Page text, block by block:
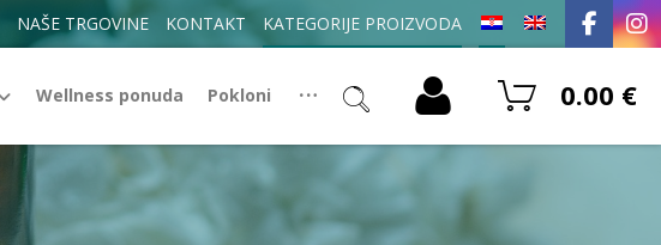
NAŠE TRGOVINE KONTAKT KATEGORIJE PROIZVODA
Wellness ponuda Pokloni 0.00 €